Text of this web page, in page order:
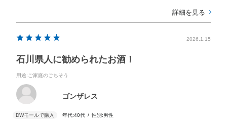
詳細を見る
2026.1.15
石川県人に勧められたお酒！
用途:ご家庭のごちそう
ゴンザレス
年代:40代 性別:男性